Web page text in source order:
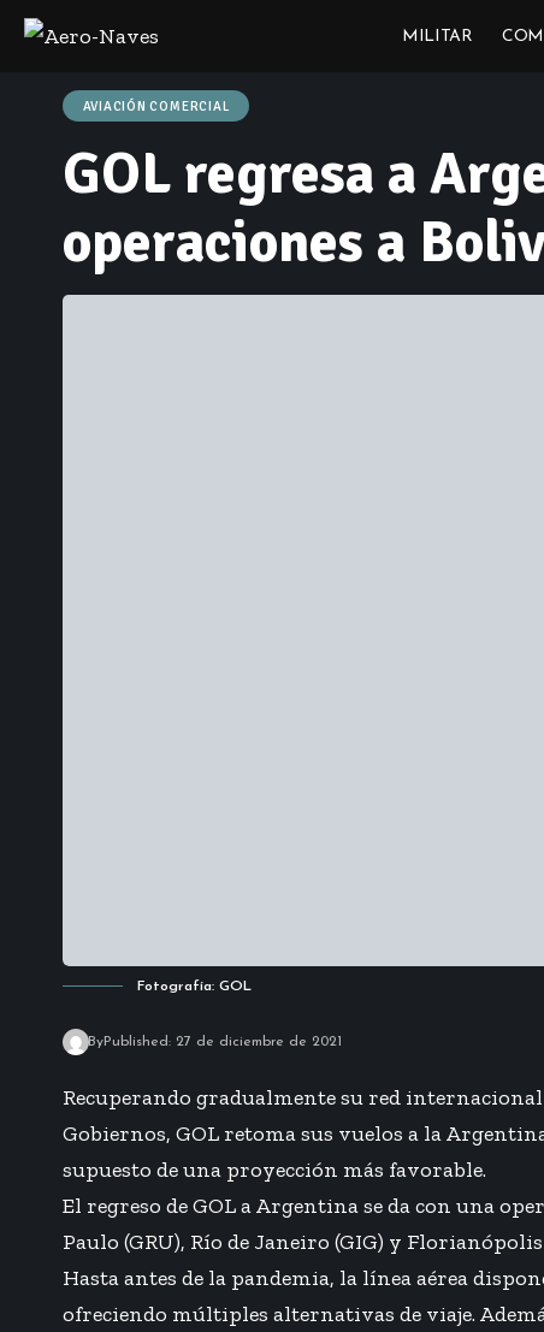
MILITAR
AVIACIÓN COMERCIAL
GOL regresa a
operaciones a
Fotografía: GOL
ByPublished: 27 de diciembre de 2021
Recuperando gradualmente su red
Gobiernos, GOL retoma sus vuelos a la
supuesto de una proyección más favorable.
El regreso de GOL a Argentina se da con una
Paulo (GRU), Río de Janeiro (GIG) y
Hasta antes de la pandemia, la línea aérea
ofreciendo múltiples alternativas de viaje.